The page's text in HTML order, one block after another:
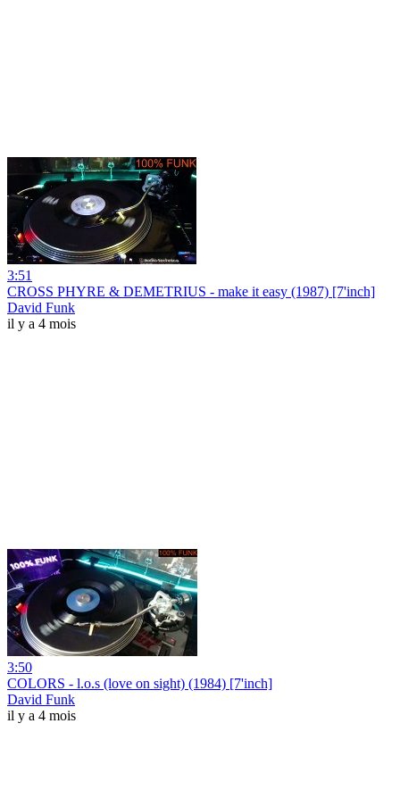
3:51
CROSS PHYRE & DEMETRIUS - make it easy (1987) [7'inch]
David Funk
il y a 4 mois
3:50
COLORS - l.o.s (love on sight) (1984) [7'inch]
David Funk
il y a 4 mois